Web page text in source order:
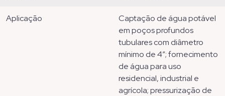
aplicação
captação de água potável
em poços profundos
tubulares com diâmetro
mínimo de 4”; fornecimento
de água para uso
residencial, industrial e
agrícola; pressurização de